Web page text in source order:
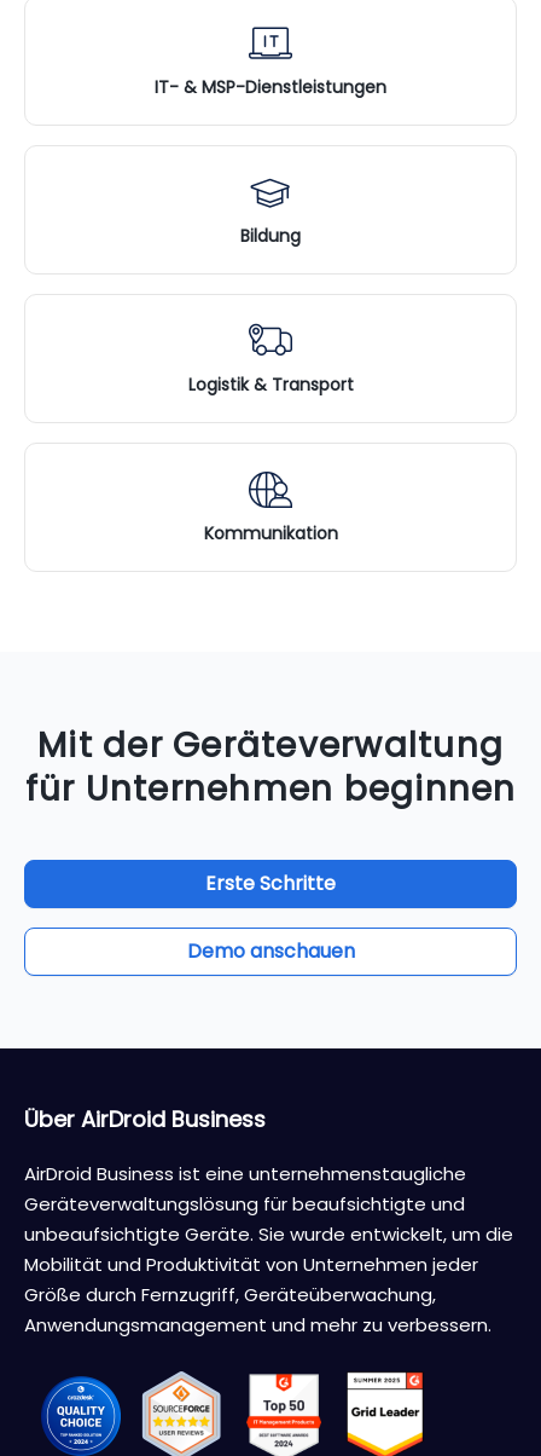
IT- & MSP-Dienstleistungen
Bildung
Logistik & Transport
Kommunikation
Mit der Geräteverwaltung
für Unternehmen beginnen
Erste Schritte
Demo anschauen
Über AirDroid Business
AirDroid Business ist eine unternehmenstaugliche
Geräteverwaltungslösung für beaufsichtigte und
unbeaufsichtigte Geräte. Sie wurde entwickelt, um die
Mobilität und Produktivität von Unternehmen jeder
Größe durch Fernzugriff, Geräteüberwachung,
Anwendungsmanagement und mehr zu verbessern.